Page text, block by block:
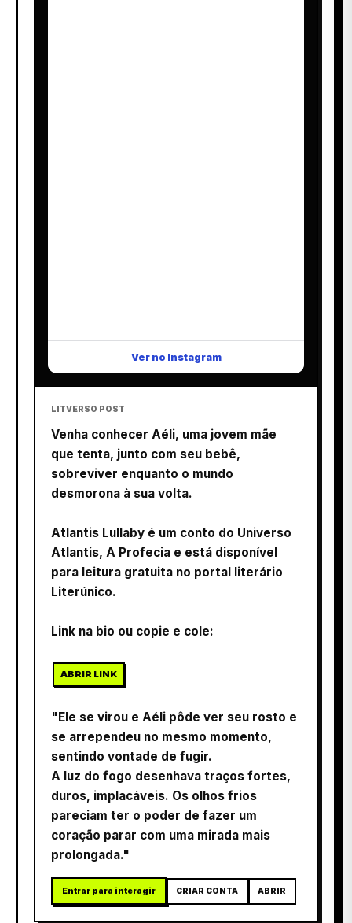
Ver no Instagram
LITVERSO POST
Venha conhecer Aéli, uma jovem mãe
que tenta, junto com seu bebê,
sobreviver enquanto o mundo
desmorona à sua volta.
Atlantis Lullaby é um conto do Universo
Atlantis, A Profecia e está disponível
para leitura gratuita no portal literário
Literúnico.
Link na bio ou copie e cole:
ABRIR LINK
"Ele se virou e Aéli pôde ver seu rosto e
se arrependeu no mesmo momento,
sentindo vontade de fugir.
A luz do fogo desenhava traços fortes,
duros, implacáveis. Os olhos frios
pareciam ter o poder de fazer um
coração parar com uma mirada mais
prolongada."
Entrar para interagir CRIAR CONTA ABRIR